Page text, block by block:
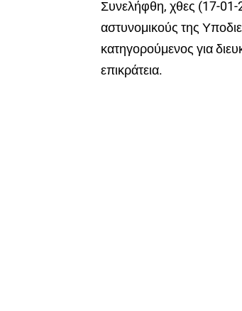
Συνελήφθη, χθες (17-01-
αστυνομικούς της
κατηγορούμενος για
επικράτεια.